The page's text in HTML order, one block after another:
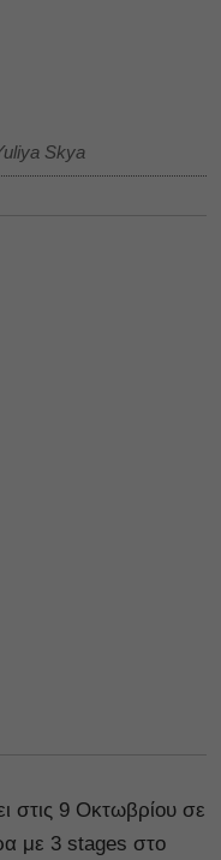
Skya
στις 9 Οκτωβρίου σε
με 3 stages στο